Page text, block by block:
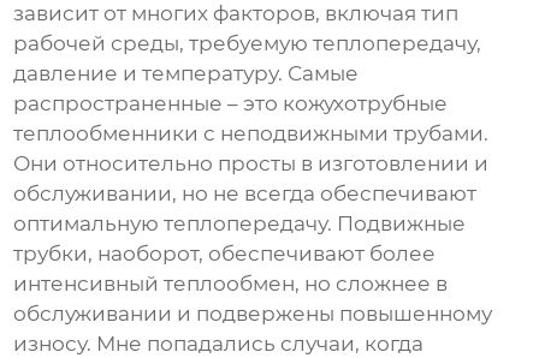
зависит от многих факторов, включая тип
рабочей среды, требуемую теплопередачу,
давление и температуру. Самые
распространенные – это кожухотрубные
теплообменники с неподвижными трубами.
Они относительно просты в изготовлении и
обслуживании, но не всегда обеспечивают
оптимальную теплопередачу. Подвижные
трубки, наоборот, обеспечивают более
интенсивный теплообмен, но сложнее в
обслуживании и подвержены повышенному
износу. Мне попадались случаи, когда